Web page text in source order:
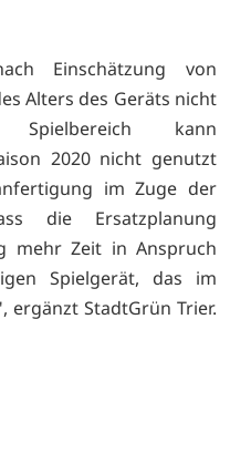
Einschätzung von
Alters des Geräts nicht
kann
2020 nicht genutzt
im Zuge der
die Ersatzplanung
mehr Zeit in Anspruch
Spielgerät, das im
ergänzt StadtGrün Trier.